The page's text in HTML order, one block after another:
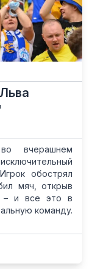
вчерашнем
обострял
мяч, открыв
– и все это в
команду.